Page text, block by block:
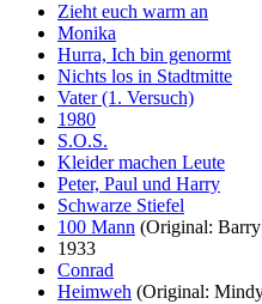
Zieht euch warm an
Monika
Hurra, Ich bin genormt
Nichts los in Stadtmitte
Vater (1. Versuch)
1980
S.O.S.
Kleider machen Leute
Peter, Paul und Harry
Schwarze Stiefel
100 Mann (Original:
1933
Conrad
Heimweh (Original: